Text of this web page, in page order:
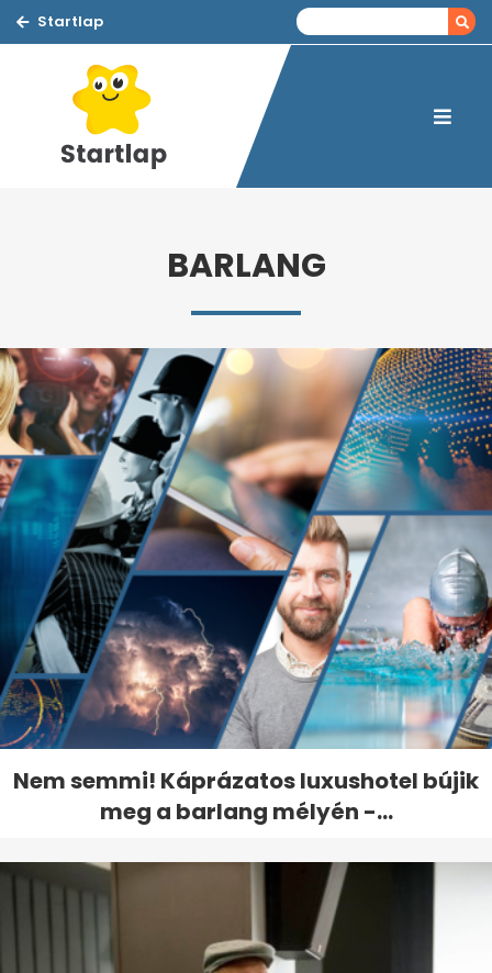
Startlap
BARLANG
Nem semmi! Káprázatos luxushotel bújik
meg a barlang mélyén -...